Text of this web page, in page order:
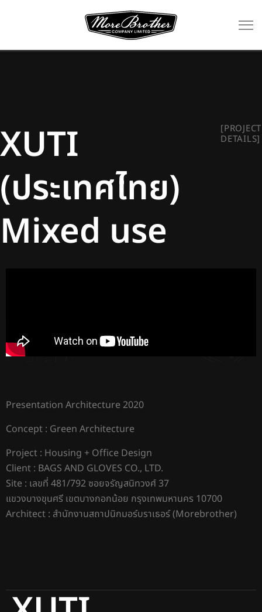
XUTI
(ประเทศไทย)
Mixed use
[PROJECT
DETAILS]
Presentation Architecture 2020
Concept : Green Architecture
Project : Housing + Office Design
Client : BAGS AND GLOVES CO., LTD.
Site : เลขที่ 481/792 ซอยจรัญสนิทวงศ์ 37
แขวงบางขุนศรี เขตบางกอกน้อย กรุงเทพมหานคร 10700
Architect : สำนักงานสถาปนิกมอร์บราเธอร์ (Morebrother)